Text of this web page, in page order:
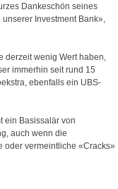
Dankeschön seines
Investment Bank»,
derzeit wenig Wert haben,
immerhin seit rund 15
ebenfalls ein UBS-
ein Basissalär von
auch wenn die
oder vermeintliche «Cracks»